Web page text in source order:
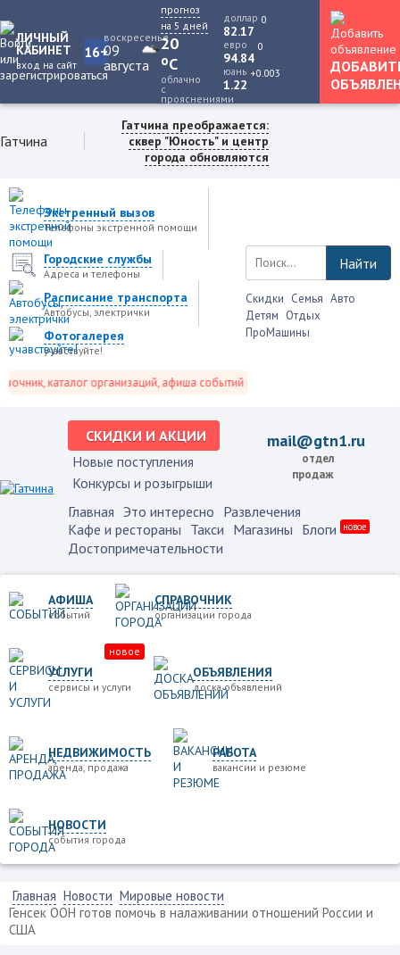
ЛИЧНЫЙ
КАБИНЕТ
вход на сайт
16+
воскресенье
09
августа
прогноз
на 5 дней
20
oC
облачно
с
прояснениями
доллар
82.17
0
евро
94.84
0
юань
1.22
+0.003
Гатчина
Гатчина преображается:
сквер "Юность" и центр
города обновляются
Экстренный вызов
Телефоны экстренной помощи
Городские службы
Адреса и телефоны
Расписание транспорта
Автобусы, электрички
Фотогалерея
учавствуйте!
каталог организаций, афиша событий и не только это.
Найти
Скидки Семья Авто
Детям Отдых
ПроМашины
СКИДКИ И АКЦИИ
Новые поступления
Конкурсы и розыгрыши
mail@gtn1.ru
отдел
продаж
Главная Это интересно Развлечения
Кафе и рестораны Такси Магазины Блоги новое
Достопримечательности
АФИША
событий
СПРАВОЧНИК
организации города
УСЛУГИ
сервисы и услуги
новое
ОБЪЯВЛЕНИЯ
доска объявлений
НЕДВИЖИМОСТЬ
аренда, продажа
РАБОТА
вакансии и резюме
НОВОСТИ
события города
Главная Новости Мировые новости
Генсек ООН готов помочь в налаживании отношений России и
США